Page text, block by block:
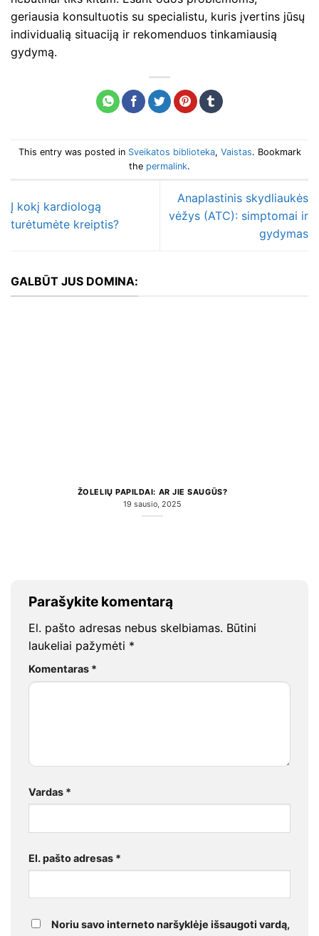
geriausia konsultuotis su specialistu, kuris įvertins jūsų
individualią situaciją ir rekomenduos tinkamiausią
gydymą.
This entry was posted in Sveikatos biblioteka, Vaistas. Bookmark
the permalink.
Į kokį kardiologą
turėtumėte kreiptis?
Anaplastinis skydliaukės
vėžys (ATC): simptomai ir
gydymas
GALBŪT JUS DOMINA:
ŽOLELIŲ PAPILDAI: AR JIE SAUGŪS?
19 sausio, 2025
Parašykite komentarą
El. pašto adresas nebus skelbiamas. Būtini
laukeliai pažymėti *
Komentaras *
Vardas *
El. pašto adresas *
Noriu savo interneto naršyklėje išsaugoti vardą,